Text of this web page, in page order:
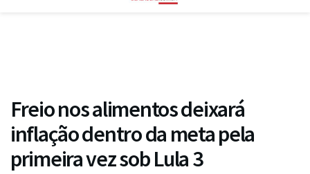
Freio nos alimentos deixará
inflação dentro da meta pela
primeira vez sob Lula 3